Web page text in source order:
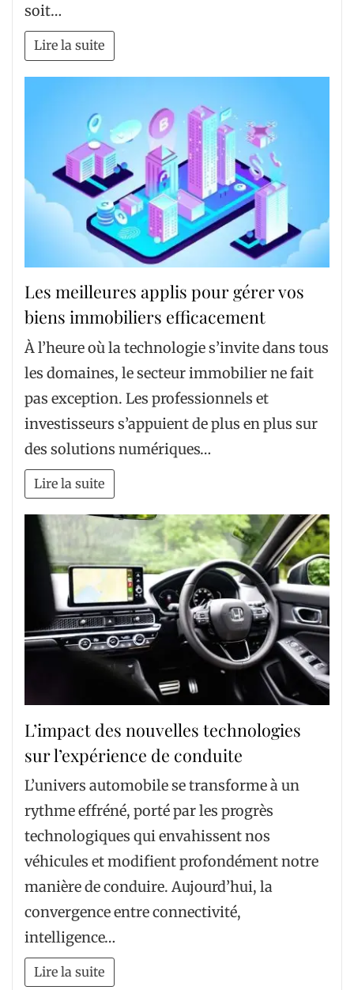
soit…
Lire la suite
Les meilleures applis pour gérer vos
biens immobiliers efficacement
À l’heure où la technologie s’invite dans tous
les domaines, le secteur immobilier ne fait
pas exception. Les professionnels et
investisseurs s’appuient de plus en plus sur
des solutions numériques…
Lire la suite
L’impact des nouvelles technologies
sur l’expérience de conduite
L’univers automobile se transforme à un
rythme effréné, porté par les progrès
technologiques qui envahissent nos
véhicules et modifient profondément notre
manière de conduire. Aujourd’hui, la
convergence entre connectivité,
intelligence…
Lire la suite